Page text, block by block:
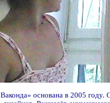
основана в 2005